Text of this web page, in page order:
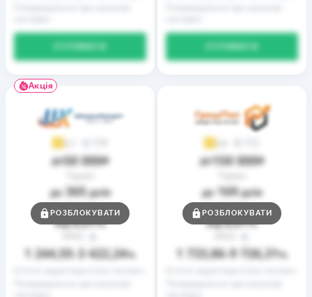
Акція
3,7
до50 000₴
до 365днів
Ставка
від0,01%
1 244,55– 3 422,24%
РОЗБЛОКУВАТИ
3,9
до150 000₴
до 169днів
Ставка
від0,01%
1 733,86– 9 726,31%
РОЗБЛОКУВАТИ